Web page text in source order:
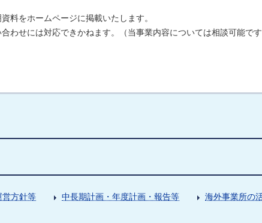
料をホームページに掲載いたします。
わせには対応できかねます。（当事業内容については相談可能です
営方針等 中長期計画・年度計画・報告等 海外事業所の